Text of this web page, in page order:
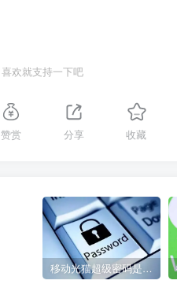
喜欢就支持一下吧
赞赏 分享 收藏
移动光猫超级密码是多少？移动光猫超级管理员后台账号与密码